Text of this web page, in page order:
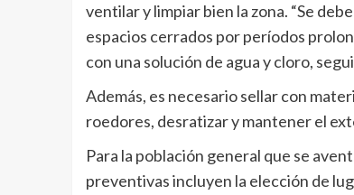
ventilar y limpiar bien la zona. “Se
espacios cerrados por períodos
con una solución de agua y cloro,
Además, es necesario sellar con
roedores, desratizar y mantener el
Para la población general que se
preventivas incluyen la elección de